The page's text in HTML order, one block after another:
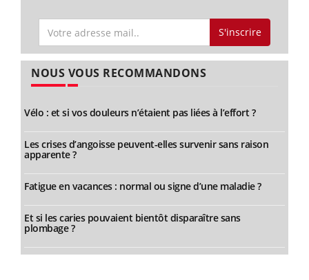
S'inscrire
NOUS VOUS RECOMMANDONS
Vélo : et si vos douleurs n’étaient pas liées à l’effort ?
Les crises d’angoisse peuvent-elles survenir sans raison
apparente ?
Fatigue en vacances : normal ou signe d’une maladie ?
Et si les caries pouvaient bientôt disparaître sans
plombage ?